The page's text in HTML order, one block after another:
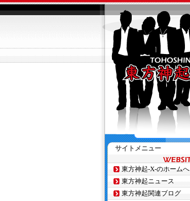
サイトメニュー
東方神起-X-のホームへ
東方神起ニュース
東方神起関連ブログ